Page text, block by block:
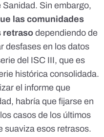
Sanidad. Sin embargo,
las comunidades
retraso dependiendo de
desfases en los datos
del ISC III, que es
histórica consolidada.
el informe que
habría que fijarse en
casos de los últimos
suaviza esos retrasos.